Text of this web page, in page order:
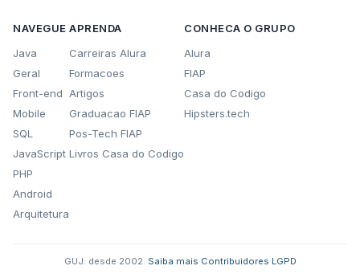
NAVEGUE
Java
Geral
Front-end
Mobile
SQL
JavaScript
PHP
Android
Arquitetura
APRENDA
Carreiras Alura
Formacoes
Artigos
Graduacao FIAP
Pos-Tech FIAP
Livros Casa do Codigo
CONHECA O GRUPO
Alura
FIAP
Casa do Codigo
Hipsters.tech
GUJ: desde 2002. Saiba mais Contribuidores LGPD